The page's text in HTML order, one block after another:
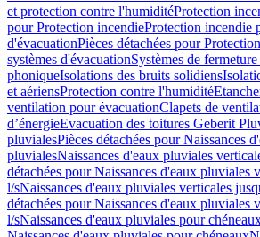
et protection contre l'humiditéProtection
pour Protection incendieProtection incendie
d'évacuationPièces détachées pour
systèmes d'évacuationSystèmes de
phoniqueIsolations des bruits solidiens
et aériensProtection contre l'humidité
ventilation pour évacuationClapets de
d’énergieEvacuation des toitures Geberit
pluvialesPièces détachées pour Naissances
pluvialesNaissances d'eaux pluviales
détachées pour Naissances d'eaux pluviales
l/sNaissances d'eaux pluviales verticales
détachées pour Naissances d'eaux pluviales
l/sNaissances d'eaux pluviales pour